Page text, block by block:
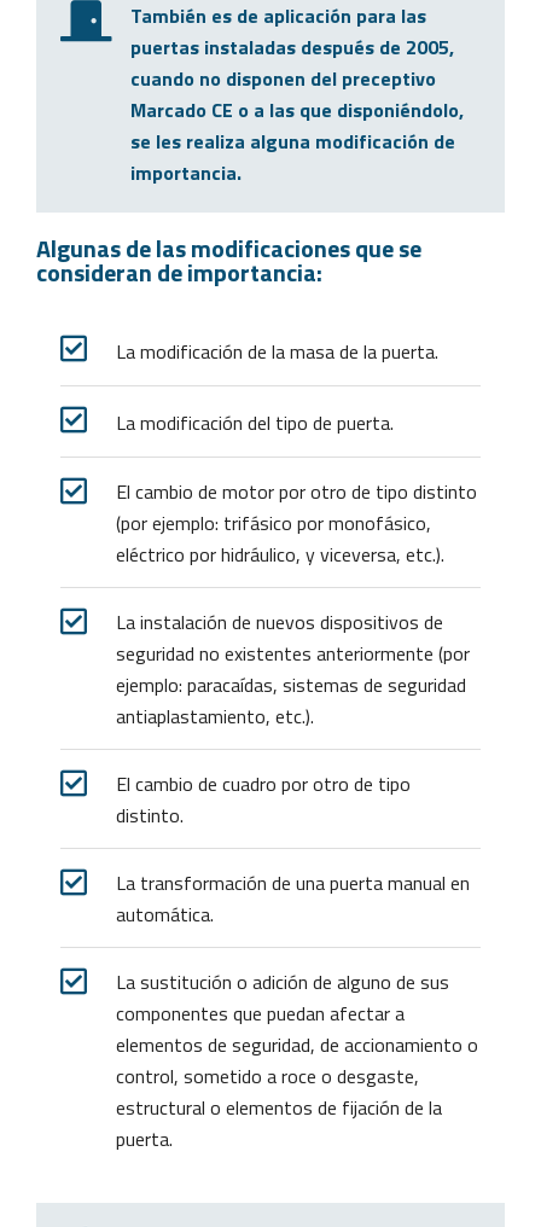
También es de aplicación para las
puertas instaladas después de 2005,
cuando no disponen del preceptivo
Marcado CE o a las que disponiéndolo,
se les realiza alguna modificación de
importancia.
Algunas de las modificaciones que se
consideran de importancia:​
La modificación de la masa de la puerta.
La modificación del tipo de puerta.
El cambio de motor por otro de tipo distinto
(por ejemplo: trifásico por monofásico,
eléctrico por hidráulico, y viceversa, etc.).
La instalación de nuevos dispositivos de
seguridad no existentes anteriormente (por
ejemplo: paracaídas, sistemas de seguridad
antiaplastamiento, etc.).
El cambio de cuadro por otro de tipo
distinto.
La transformación de una puerta manual en
automática.
La sustitución o adición de alguno de sus
componentes que puedan afectar a
elementos de seguridad, de accionamiento o
control, sometido a roce o desgaste,
estructural o elementos de fijación de la
puerta.